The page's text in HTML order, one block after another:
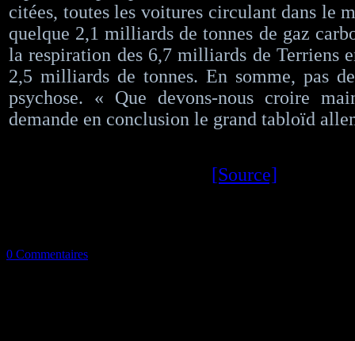
citées, toutes les voitures circulant dans le
quelque 2,1 milliards de tonnes de gaz
la respiration des 6,7 milliards de Terriens
2,5 milliards de tonnes. En somme, pas
psychose. « Que devons-nous croire
demande en conclusion le grand tabloïd
[Source]
0 Commentaires